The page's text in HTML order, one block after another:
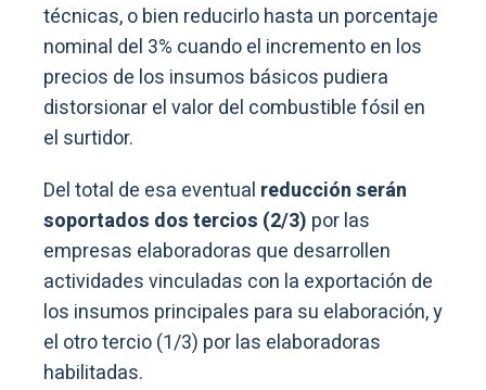
técnicas, o bien reducirlo hasta un porcentaje
nominal del 3% cuando el incremento en los
precios de los insumos básicos pudiera
distorsionar el valor del combustible fósil en
el surtidor.
Del total de esa eventual reducción serán
soportados dos tercios (2/3) por las
empresas elaboradoras que desarrollen
actividades vinculadas con la exportación de
los insumos principales para su elaboración, y
el otro tercio (1/3) por las elaboradoras
habilitadas.